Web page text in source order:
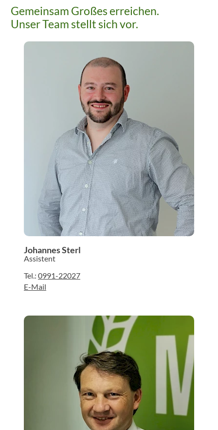
Gemeinsam Großes erreichen.
Unser Team stellt sich vor.
Johannes Sterl
Assistent
Tel.: 0991-22027
E-Mail